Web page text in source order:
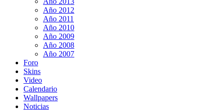
Año 2012
Año 2011
Año 2010
Año 2009
Año 2008
Año 2007
Foro
Skins
Video
Calendario
Wallpapers
Noticias